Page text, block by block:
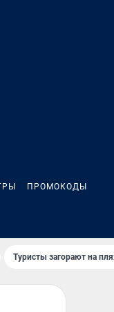
ПРОМОКОДЫ
Туристы загорают на